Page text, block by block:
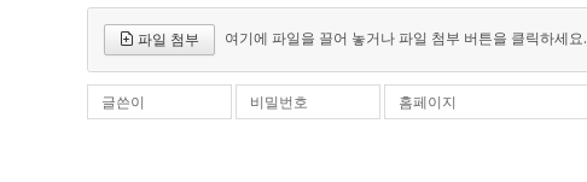
파일 첨부 여기에 파일을 끌어 놓거나 파일 첨부 버튼을 클릭하세요.
글쓴이 비밀번호 홈페이지